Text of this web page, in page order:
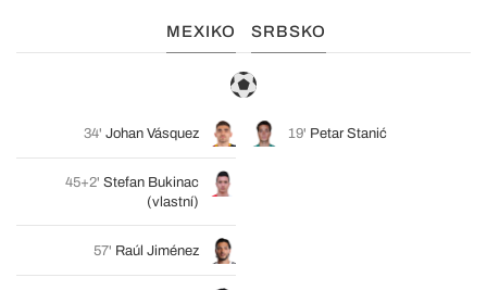
MEXIKO SRBSKO
34' Johan Vásquez 19' Petar Stanić
45+2' Stefan Bukinac
(vlastní)
57' Raúl Jiménez